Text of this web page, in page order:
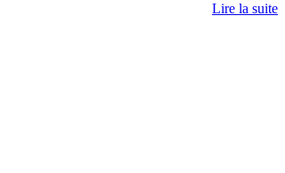
Lire la suite